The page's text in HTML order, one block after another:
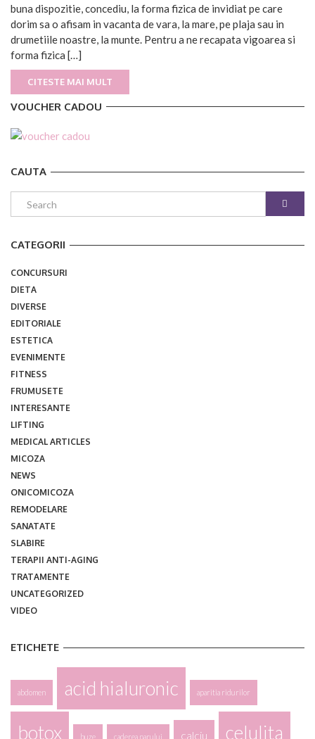
buna dispozitie, concediu, la forma fizica de invidiat pe care
dorim sa o afisam in vacanta de vara, la mare, pe plaja sau in
drumetiile noastre, la munte. Pentru a ne recapata vigoarea si
forma fizica […]
CITESTE MAI MULT
VOUCHER CADOU
CAUTA
CATEGORII
CONCURSURI
DIETA
DIVERSE
EDITORIALE
ESTETICA
EVENIMENTE
FITNESS
FRUMUSETE
INTERESANTE
LIFTING
MEDICAL ARTICLES
MICOZA
NEWS
ONICOMICOZA
REMODELARE
SANATATE
SLABIRE
TERAPII ANTI-AGING
TRATAMENTE
UNCATEGORIZED
VIDEO
ETICHETE
abdomen acid hialuronic aparitia ridurilor
botox buze caderea parului calciu celulita